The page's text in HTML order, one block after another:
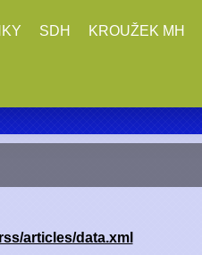
SDH KROUŽEK MH
articles/data.xml